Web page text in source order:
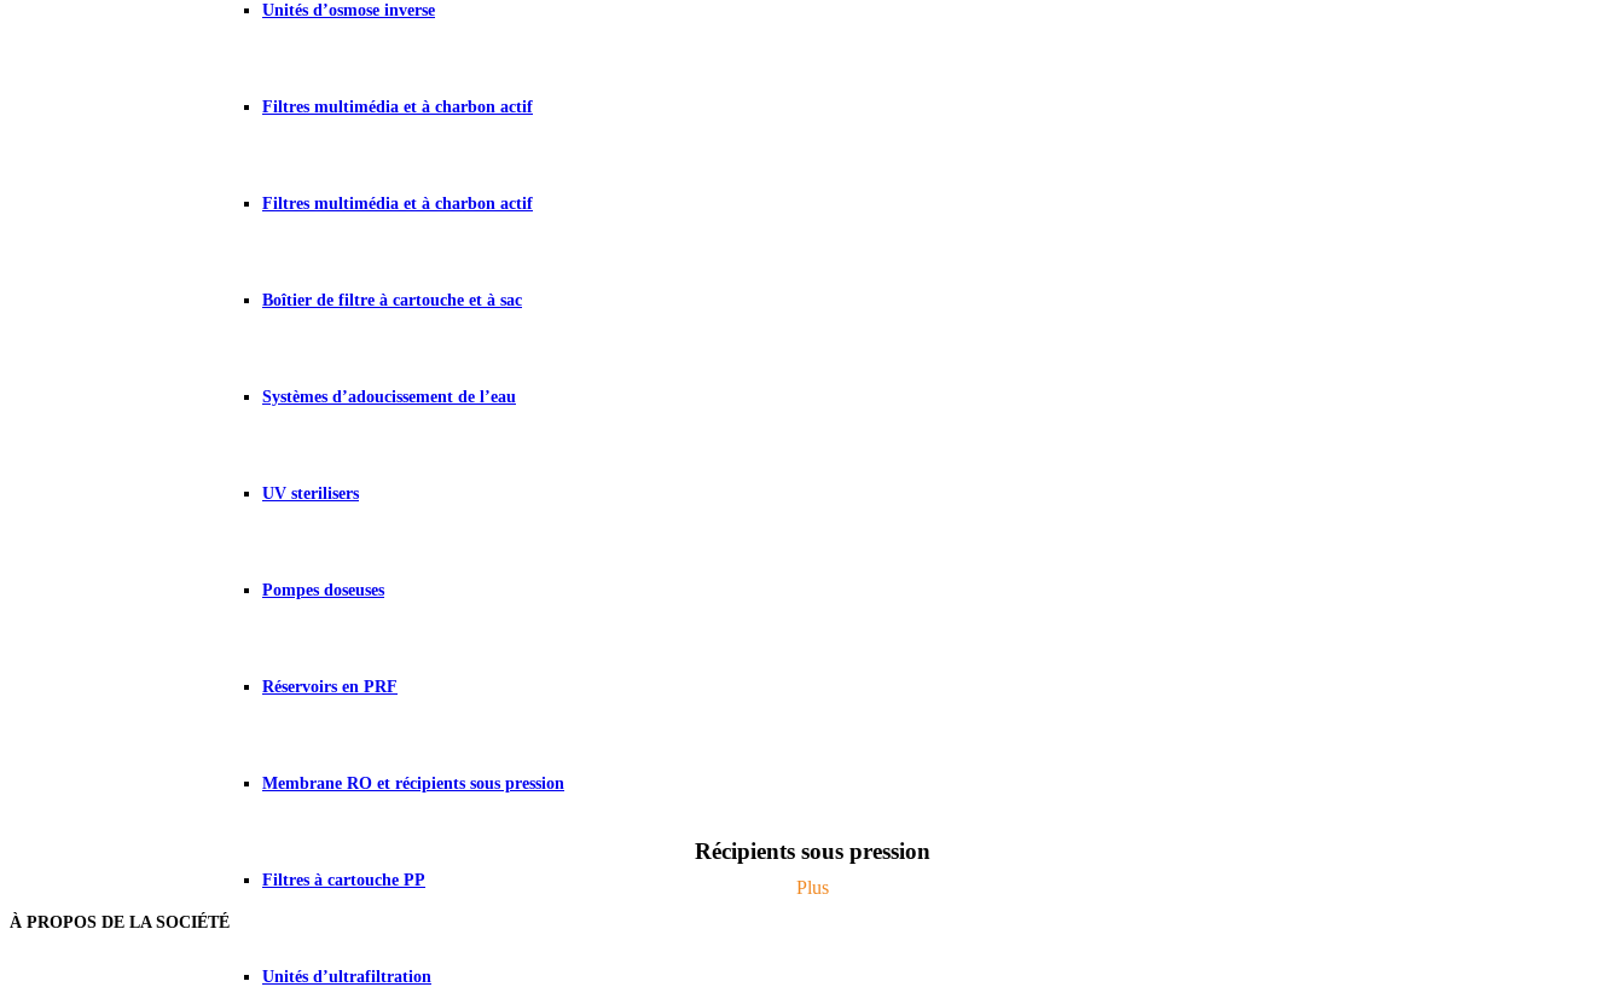
Unités d’osmose inverse
Filtres multimédia et à charbon actif
Filtres multimédia et à charbon actif
Boîtier de filtre à cartouche et à sac
Systèmes d’adoucissement de l’eau
UV sterilisers
Pompes doseuses
Réservoirs en PRF
Membrane RO et récipients sous pression
Filtres à cartouche PP
Unités d’ultrafiltration
Récipients sous pression
Plus
À PROPOS DE LA SOCIÉTÉ